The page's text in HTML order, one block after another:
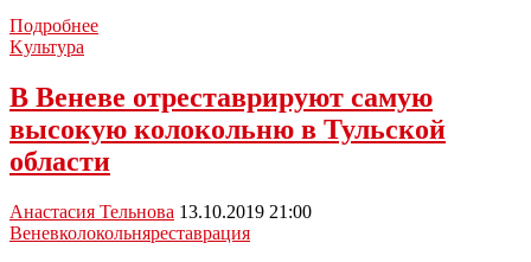
ПодробнееВ
колокольня
Kультура
В Веневе отреставрируют самую
высокую колокольню в Тульской
области
Анастасия Тельнова 13.10.2019 21:00
Веневколокольняреставрация